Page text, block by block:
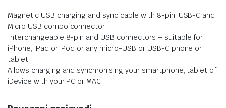
Magnetic USB charging and sync cable with 8-pin, USB-C and
Micro USB combo connector
Interchangeable 8-pin and USB connectors – suitable for
iPhone, iPad or iPod or any micro-USB or USB-C phone or
tablet
Allows charging and synchronising your smartphone, tablet of
iDevice with your PC or MAC